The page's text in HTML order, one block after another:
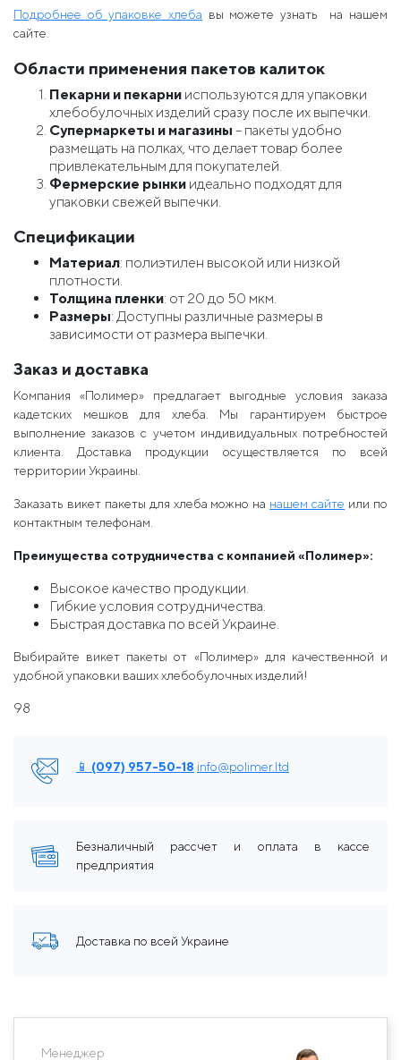
Подробнее об упаковке хлеба вы можете узнать на нашем
сайте.
Области применения пакетов калиток
Пекарни и пекарни используются для упаковки
хлебобулочных изделий сразу после их выпечки.
Супермаркеты и магазины – пакеты удобно
размещать на полках, что делает товар более
привлекательным для покупателей.
Фермерские рынки идеально подходят для
упаковки свежей выпечки.
Спецификации
Материал: полиэтилен высокой или низкой
плотности.
Толщина пленки: от 20 до 50 мкм.
Размеры: Доступны различные размеры в
зависимости от размера выпечки.
Заказ и доставка
Компания «Полимер» предлагает выгодные условия заказа
кадетских мешков для хлеба. Мы гарантируем быстрое
выполнение заказов с учетом индивидуальных потребностей
клиента. Доставка продукции осуществляется по всей
территории Украины.
Заказать викет пакеты для хлеба можно на нашем сайте или по
контактным телефонам.
Преимущества сотрудничества с компанией «Полимер»:
Высокое качество продукции.
Гибкие условия сотрудничества.
Быстрая доставка по всей Украине.
Выбирайте викет пакеты от «Полимер» для качественной и
удобной упаковки ваших хлебобулочных изделий!
98
📱 (097) 957-50-18 info@polimer.ltd
Безналичный рассчет и оплата в кассе
предприятия
Доставка по всей Украине
Менеджер